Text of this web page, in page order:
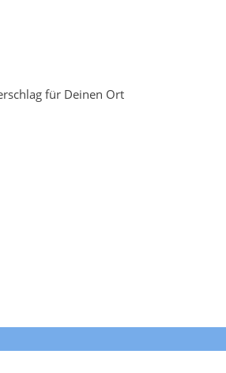
für Deinen Ort